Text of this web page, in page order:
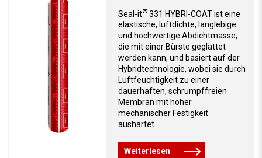
Seal-it®331 HYBRI-COAT ist eine
elastische, luftdichte, langlebige
und hochwertige Abdichtmasse,
die mit einer Bürste geglättet
werden kann, und basiert auf der
Hybridtechnologie, wobei sie durch
Luftfeuchtigkeit zu einer
dauerhaften, schrumpffreien
Membran mit hoher
mechanischer Festigkeit
aushärtet.
Weiterlesen